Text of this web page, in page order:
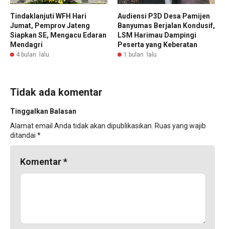
Tindaklanjuti WFH Hari
Jumat, Pemprov Jateng
Siapkan SE, Mengacu Edaran
Mendagri
4 bulan lalu
Audiensi P3D Desa Pamijen
Banyumas Berjalan Kondusif,
LSM Harimau Dampingi
Peserta yang Keberatan
1 bulan lalu
Tidak ada komentar
Tinggalkan Balasan
Alamat email Anda tidak akan dipublikasikan. Ruas yang wajib
ditandai *
Komentar*